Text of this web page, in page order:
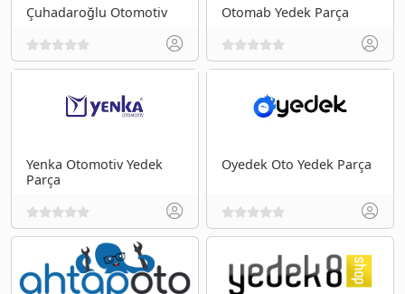
Çuhadaroğlu Otomotiv Otomab Yedek Parça
Yenka Otomotiv Yedek
Parça
Oyedek Oto Yedek Parça